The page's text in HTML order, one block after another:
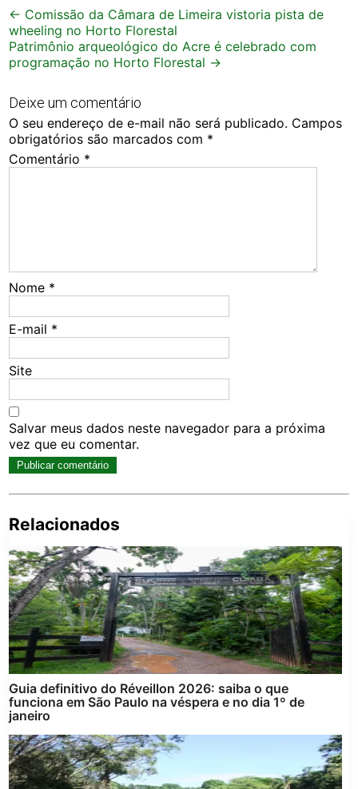
Post
navigation
← Comissão da Câmara de Limeira vistoria pista de
wheeling no Horto Florestal
Patrimônio arqueológico do Acre é celebrado com
programação no Horto Florestal →
Deixe um comentário
O seu endereço de e-mail não será publicado. Campos
obrigatórios são marcados com *
Comentário *
Nome *
E-mail *
Site
Salvar meus dados neste navegador para a próxima
vez que eu comentar.
Relacionados
Guia definitivo do Réveillon 2026: saiba o que
funciona em São Paulo na véspera e no dia 1º de
janeiro